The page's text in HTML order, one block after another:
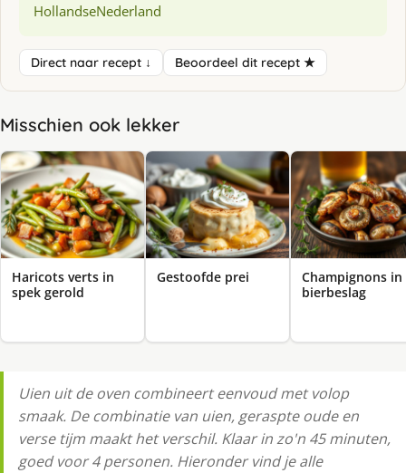
HollandseNederland
Direct naar recept ↓ Beoordeel dit recept ★
Misschien ook lekker
Haricots verts in
spek gerold
Gestoofde prei
Champignons in
bierbeslag
Uien uit de oven combineert eenvoud met volop
smaak. De combinatie van uien, geraspte oude en
verse tijm maakt het verschil. Klaar in zo'n 45 minuten,
goed voor 4 personen. Hieronder vind je alle